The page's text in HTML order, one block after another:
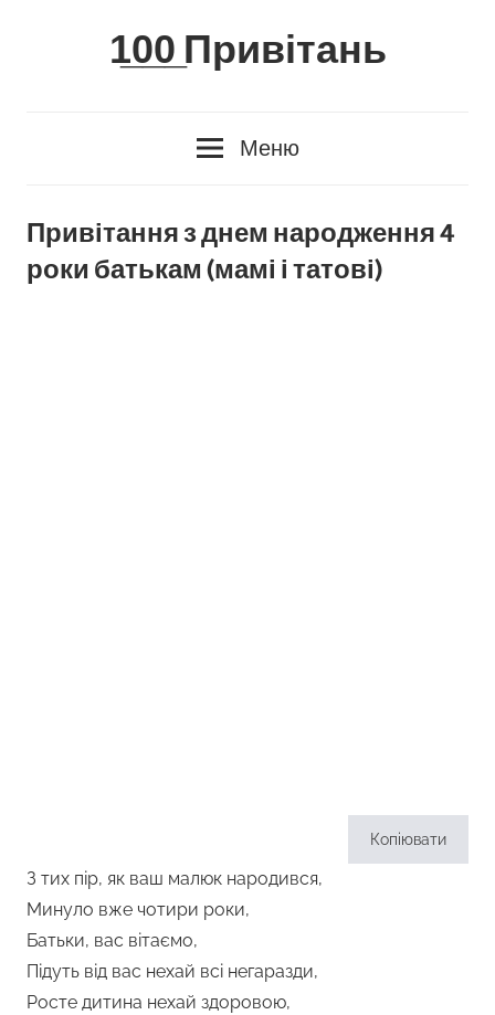
1̲0̲0̲ Привітань
Меню
Привітання з днем народження 4
роки батькам (мамі і татові)
Копіювати
З тих пір, як ваш малюк народився,
Минуло вже чотири роки,
Батьки, вас вітаємо,
Підуть від вас нехай всі негаразди,
Росте дитина нехай здоровою,